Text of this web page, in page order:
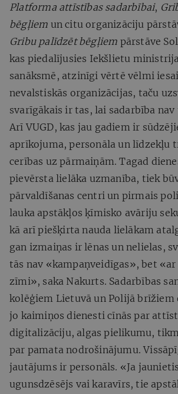
Platforma attīstības sadarbībai,
bēgļiem un citu organizāciju
Gribu palīdzēt bēgļiem pārstāve
kas piedalījusies Iekšlietu
sanāksmē, atzinīgi vērtē vēlmi
nevalstiskās organizācijas, taču
svarīgākais ir tas, lai sadarbība
Arī VUGD, kas jau gadiem ir
aprīkojuma, personāla un līdzekļu
cerības uz pārmaiņām. Tagad
pievērsta lielāka uzmanība, tiek
pārvaldīšanas centri un pirmais
lauka apstākļos ķīmisko avāriju
kā arī piešķirta nauda lielākam
gan izmaiņas ir lēnas un nelielas,
tās nav «kampaņveidīgas», bet
zīmi», saka Nakurts. Sadarbības
kolēģiem Lietuvā un Polijā brīžiem
jo kaimiņos dienesti cīnās par
digitalizāciju, algas pielikumu,
par pamata nodrošinājumu.
jautājums ir personāls. «Ja
ugunsdzēsējs vai karavīrs, tie